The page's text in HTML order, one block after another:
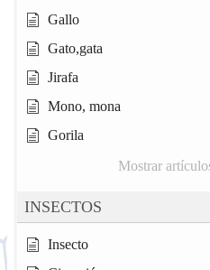
Gallo
Gato,gata
Jirafa
Mono, mona
Gorila
Mostrar
INSECTOS
Insecto